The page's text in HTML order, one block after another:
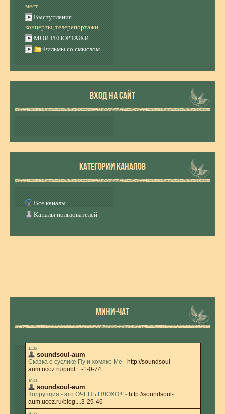
мест
Выступления
концерты, телерепортажи
МОИ РЕПОРТАЖИ
Фильмы со смыслом
ВХОД НА САЙТ
КАТЕГОРИИ КАНАЛОВ
Все каналы
Каналы пользователей
МИНИ-ЧАТ